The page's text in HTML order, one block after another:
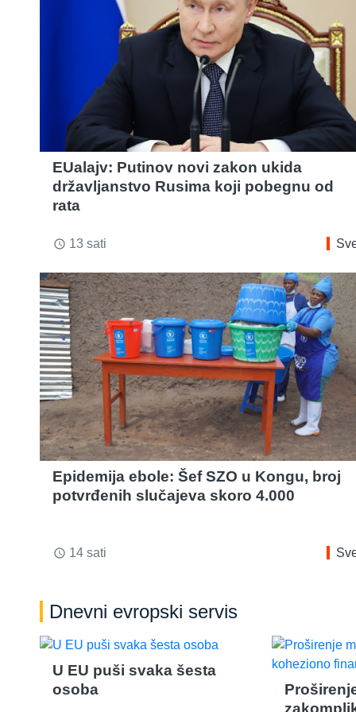
EUalajv: Putinov novi zakon ukida
državljanstvo Rusima koji pobegnu od
rata
access_time 13 sati
Epidemija ebole: Šef SZO u Kongu, broj
potvrđenih slučajeva skoro 4.000
access_time 14 sati
Dnevni evropski servis
U EU puši svaka šesta
osoba